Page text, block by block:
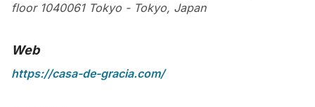
floor 1040061 Tokyo - Tokyo, Japan
Web
https://casa-de-gracia.com/